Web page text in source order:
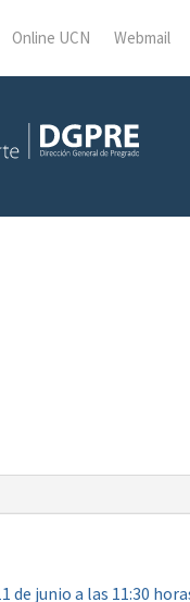
Online UCN Webmail
de junio a las 11:30